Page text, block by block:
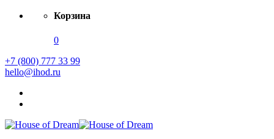
Корзина
0
+7 (800) 777 33 99
hello@ihod.ru